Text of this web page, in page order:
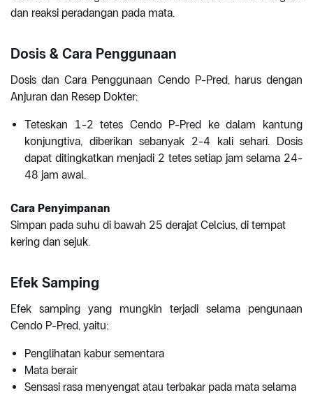
dan reaksi peradangan pada mata.
Dosis & Cara Penggunaan
Dosis dan Cara Penggunaan Cendo P-Pred, harus dengan
Anjuran dan Resep Dokter:
Teteskan 1-2 tetes Cendo P-Pred ke dalam kantung
konjungtiva, diberikan sebanyak 2-4 kali sehari. Dosis
dapat ditingkatkan menjadi 2 tetes setiap jam selama 24-
48 jam awal.
Cara Penyimpanan
Simpan pada suhu di bawah 25 derajat Celcius, di tempat
kering dan sejuk.
Efek Samping
Efek samping yang mungkin terjadi selama pengunaan
Cendo P-Pred, yaitu:
Penglihatan kabur sementara
Mata berair
Sensasi rasa menyengat atau terbakar pada mata selama